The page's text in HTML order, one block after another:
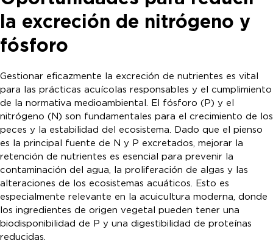
la excreción de nitrógeno y
fósforo
Gestionar eficazmente la excreción de nutrientes es vital
para las prácticas acuícolas responsables y el cumplimiento
de la normativa medioambiental. El fósforo (P) y el
nitrógeno (N) son fundamentales para el crecimiento de los
peces y la estabilidad del ecosistema. Dado que el pienso
es la principal fuente de N y P excretados, mejorar la
retención de nutrientes es esencial para prevenir la
contaminación del agua, la proliferación de algas y las
alteraciones de los ecosistemas acuáticos. Esto es
especialmente relevante en la acuicultura moderna, donde
los ingredientes de origen vegetal pueden tener una
biodisponibilidad de P y una digestibilidad de proteínas
reducidas.